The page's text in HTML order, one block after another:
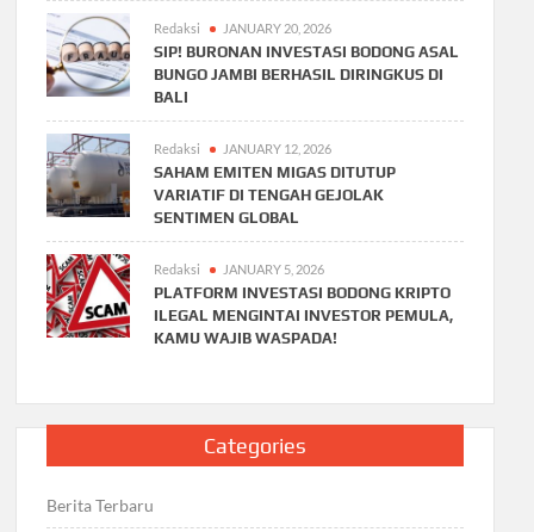
Redaksi JANUARY 20, 2026
SIP! BURONAN INVESTASI BODONG ASAL
BUNGO JAMBI BERHASIL DIRINGKUS DI
BALI
Redaksi JANUARY 12, 2026
SAHAM EMITEN MIGAS DITUTUP
VARIATIF DI TENGAH GEJOLAK
SENTIMEN GLOBAL
Redaksi JANUARY 5, 2026
PLATFORM INVESTASI BODONG KRIPTO
ILEGAL MENGINTAI INVESTOR PEMULA,
KAMU WAJIB WASPADA!
Categories
Berita Terbaru